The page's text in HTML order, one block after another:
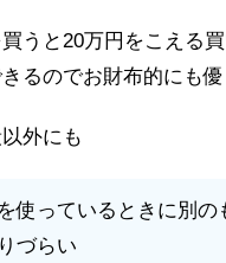
買うと20万円をこえる
るのでお財布的にも優
外にも
使っているときに別
づらい